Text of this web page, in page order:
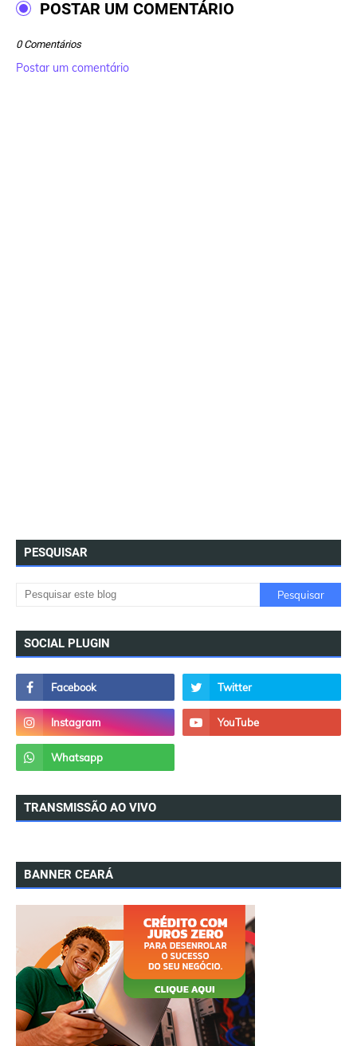
POSTAR UM COMENTÁRIO
0 Comentários
Postar um comentário
PESQUISAR
SOCIAL PLUGIN
TRANSMISSÃO AO VIVO
BANNER CEARÁ